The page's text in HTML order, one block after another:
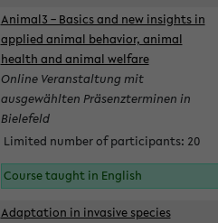
Animal3 – Basics and new insights in
applied animal behavior, animal
health and animal welfare
Online Veranstaltung mit
ausgewählten Präsenzterminen in
Bielefeld
Limited number of participants: 20
Course taught in English
Adaptation in invasive species